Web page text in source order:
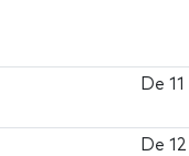
De11
De12